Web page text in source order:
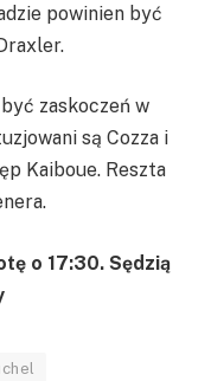
powinien być
.
zaskoczeń w
są Cozza i
Kaiboue. Reszta
o 17:30. Sędzią